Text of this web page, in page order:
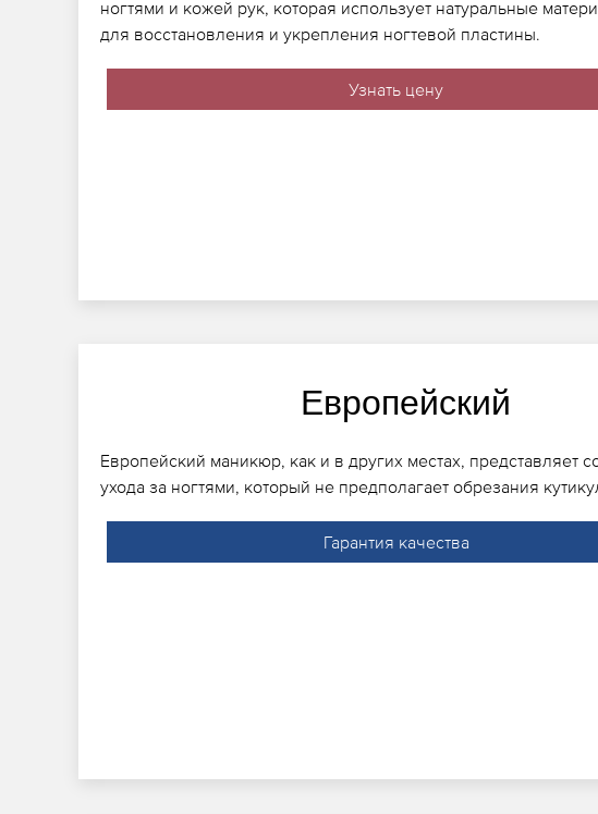
ногтями и кожей рук, которая использует натуральные
для восстановления и укрепления ногтевой пластины.
Узнать цену
Европейский
Европейский маникюр, как и в других местах, представляет
ухода за ногтями, который не предполагает обрезания
Гарантия качества